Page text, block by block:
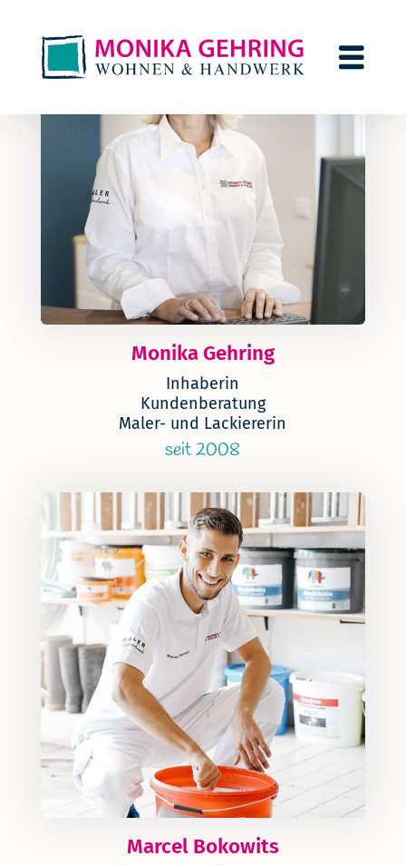
Monika Gehring
Inhaberin
Kundenberatung
Maler- und Lackiererin
seit 2008
Marcel Bokowits